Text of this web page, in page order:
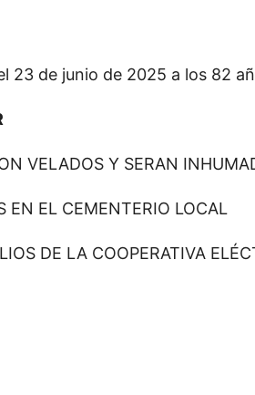
23 de junio de 2025 a los 82
VELADOS Y SERAN
EN EL CEMENTERIO LOCAL
DE LA COOPERATIVA